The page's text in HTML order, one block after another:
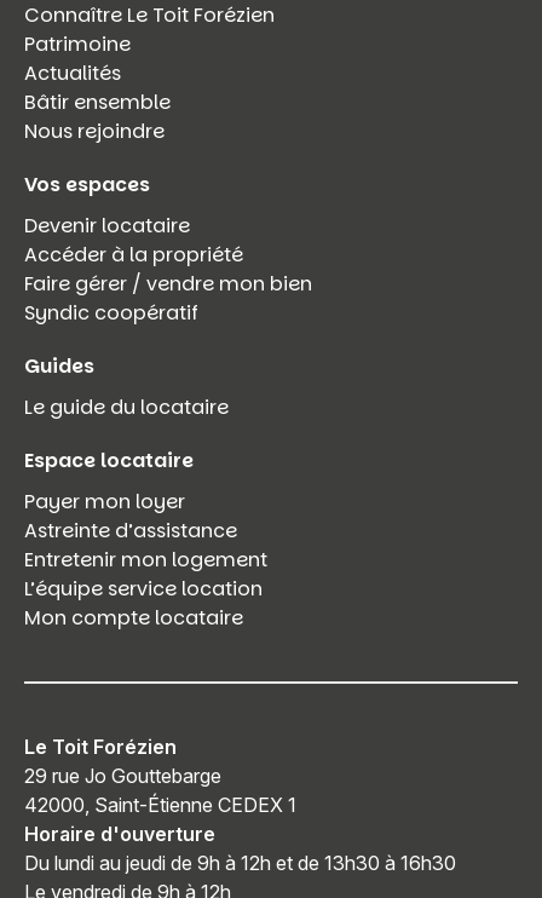
Connaître Le Toit Forézien
Patrimoine
Actualités
Bâtir ensemble
Nous rejoindre
Vos espaces
Devenir locataire
Accéder à la propriété
Faire gérer / vendre mon bien
Syndic coopératif
Guides
Le guide du locataire
Espace locataire
Payer mon loyer
Astreinte d’assistance
Entretenir mon logement
L’équipe service location
Mon compte locataire
Le Toit Forézien
29 rue Jo Gouttebarge
42000, Saint-Étienne CEDEX 1
Horaire d'ouverture
Du lundi au jeudi de 9h à 12h et de 13h30 à 16h30
Le vendredi de 9h à 12h